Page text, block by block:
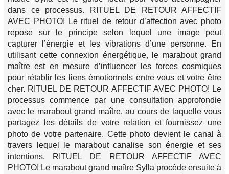
dans ce processus. RITUEL DE RETOUR AFFECTIF
AVEC PHOTO! Le rituel de retour d’affection avec photo
repose sur le principe selon lequel une image peut
capturer l’énergie et les vibrations d’une personne. En
utilisant cette connexion énergétique, le marabout grand
maître est en mesure d’influencer les forces cosmiques
pour rétablir les liens émotionnels entre vous et votre être
cher. RITUEL DE RETOUR AFFECTIF AVEC PHOTO! Le
processus commence par une consultation approfondie
avec le marabout grand maître, au cours de laquelle vous
partagez les détails de votre relation et fournissez une
photo de votre partenaire. Cette photo devient le canal à
travers lequel le marabout canalise son énergie et ses
intentions. RITUEL DE RETOUR AFFECTIF AVEC
PHOTO! Le marabout grand maître Sylla procède ensuite à